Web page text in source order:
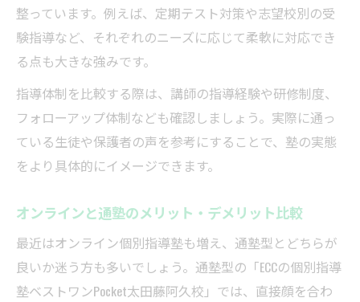
整っています。例えば、定期テスト対策や志望校別の受
験指導など、それぞれのニーズに応じて柔軟に対応でき
る点も大きな強みです。
指導体制を比較する際は、講師の指導経験や研修制度、
フォローアップ体制なども確認しましょう。実際に通っ
ている生徒や保護者の声を参考にすることで、塾の実態
をより具体的にイメージできます。
オンラインと通塾のメリット・デメリット比較
最近はオンライン個別指導塾も増え、通塾型とどちらが
良いか迷う方も多いでしょう。通塾型の「ECCの個別指導
塾ベストワンPocket太田藤阿久校」では、直接顔を合わ